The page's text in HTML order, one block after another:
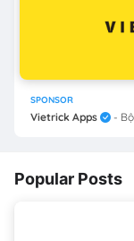
SPONSOR
Vietrick Apps -
Popular Posts